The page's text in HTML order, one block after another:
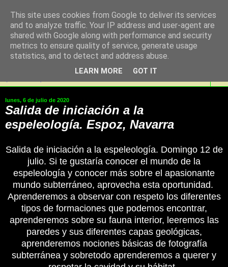
SaKoN Espeleologia
Taldea, Noain Elortzibar
lunes, 6 de julio de 2020
Salida de iniciación a la
espeleología. Espoz, Navarra
Salida de iniciación a la espeleología. Domingo 12 de
julio. Si te gustaría conocer el mundo de la
espeleología y conocer más sobre el apasionante
mundo subterráneo, aprovecha esta oportunidad.
Aprenderemos a observar con respeto los diferentes
tipos de formaciones que podemos encontrar,
aprenderemos sobre su fauna interior, leeremos las
paredes y sus diferentes capas geológicas,
aprenderemos nociones básicas de fotografía
subterránea y sobretodo aprenderemos a querer y
This site uses cookies from Google to deliver its services
and to analyze traffic. Your IP address and user-agent are
shared with Google along with performance and security
metrics to ensure quality of service, generate usage
statistics, and to detect and address abuse.
LEARN MORE GOT IT